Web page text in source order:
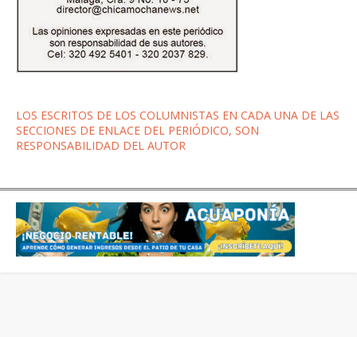
LOS ESCRITOS DE LOS COLUMNISTAS EN CADA UNA DE LAS
SECCIONES DE ENLACE DEL PERIÓDICO, SON
RESPONSABILIDAD DEL AUTOR
PORTADA ACTUALIDAD
BOYACÁ
CREATED BYSORATEMPLATES | EDITED BYG.E.W.E.B.
EDITORBLOGGER.COM